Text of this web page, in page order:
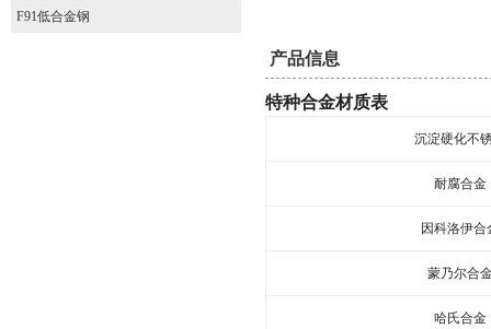
F91低合金钢
产品信息
特种合金材质表
沉淀硬化不
耐腐合金
因科洛伊合
蒙乃尔合
哈氏合金